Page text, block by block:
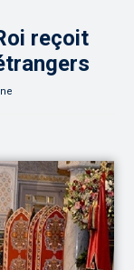
reçoit